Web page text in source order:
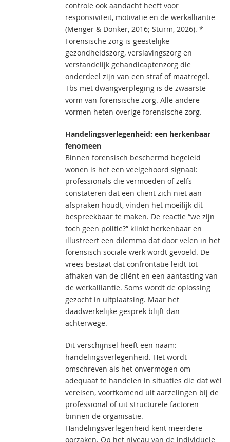
controle ook aandacht heeft voor
responsiviteit, motivatie en de werkalliantie
(Menger & Donker, 2016; Sturm, 2026). *
Forensische zorg is geestelijke
gezondheidszorg, verslavingszorg en
verstandelijk gehandicaptenzorg die
onderdeel zijn van een straf of maatregel.
Tbs met dwangverpleging is de zwaarste
vorm van forensische zorg. Alle andere
vormen heten overige forensische zorg.
Handelingsverlegenheid: een herkenbaar
fenomeen
Binnen forensisch beschermd begeleid
wonen is het een veelgehoord signaal:
professionals die vermoeden of zelfs
constateren dat een cliënt zich niet aan
afspraken houdt, vinden het moeilijk dit
bespreekbaar te maken. De reactie “we zijn
toch geen politie?” klinkt herkenbaar en
illustreert een dilemma dat door velen in het
forensisch sociale werk wordt gevoeld. De
vrees bestaat dat confrontatie leidt tot
afhaken van de cliënt en een aantasting van
de werkalliantie. Soms wordt de oplossing
gezocht in uitplaatsing. Maar het
daadwerkelijke gesprek blijft dan
achterwege.
Dit verschijnsel heeft een naam:
handelingsverlegenheid. Het wordt
omschreven als het onvermogen om
adequaat te handelen in situaties die dat wél
vereisen, voortkomend uit aarzelingen bij de
professional of uit structurele factoren
binnen de organisatie.
Handelingsverlegenheid kent meerdere
oorzaken. Op het niveau van de individuele